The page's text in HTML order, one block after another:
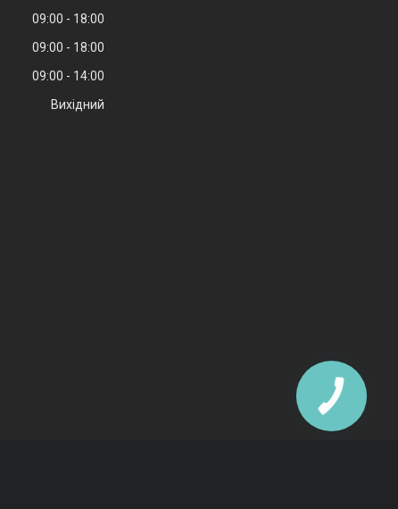
09:00
18:00
09:00
18:00
09:00
14:00
Вихідний